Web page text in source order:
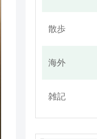
散歩
海外
雑記